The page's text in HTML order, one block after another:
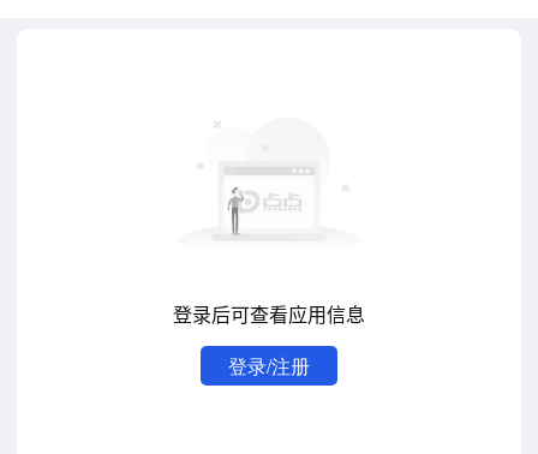
登录后可查看应用信息
登录/注册